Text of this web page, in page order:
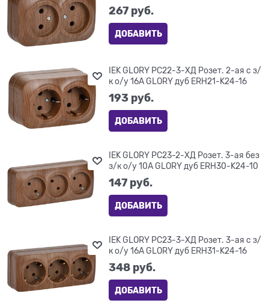
267 руб.
ДОБАВИТЬ
IEK GLORY РС22-3-ХД Розет. 2-ая с з/
к о/у 16А GLORY дуб ERH21-K24-16
193 руб.
ДОБАВИТЬ
IEK GLORY РС23-2-ХД Розет. 3-ая без
з/к о/у 10А GLORY дуб ERH30-K24-10
147 руб.
ДОБАВИТЬ
IEK GLORY РС23-3-ХД Розет. 3-ая с з/
к о/у 16А GLORY дуб ERH31-K24-16
348 руб.
ДОБАВИТЬ